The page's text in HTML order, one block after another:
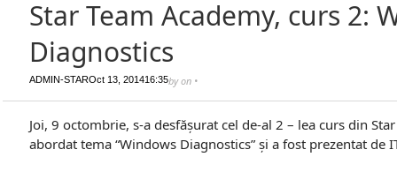
Star Team Academy, curs 2:
Diagnostics
by
ADMIN-STAR on
Oct 13, 2014 •
16:35
Joi, 9 octombrie, s-a desfășurat cel de-al 2 – lea curs din
abordat tema “Windows Diagnostics” și a fost prezentat de